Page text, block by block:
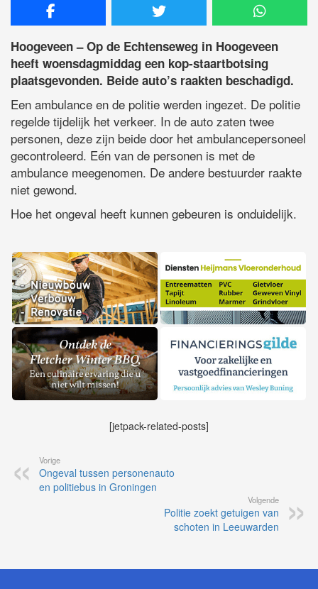
Hoogeveen – Op de Echtenseweg in Hoogeveen
heeft woensdagmiddag een kop-staartbotsing
plaatsgevonden. Beide auto’s raakten beschadigd.
Een ambulance en de politie werden ingezet. De politie
regelde tijdelijk het verkeer. In de auto zaten twee
personen, deze zijn beide door het ambulancepersoneel
gecontroleerd. Eén van de personen is met de
ambulance meegenomen. De andere bestuurder raakte
niet gewond.
Hoe het ongeval heeft kunnen gebeuren is onduidelijk.
[jetpack-related-posts]
Vorige
Ongeval tussen personenauto
en politiebus in Groningen
Volgende
Politie zoekt getuigen van
schoten in Leeuwarden